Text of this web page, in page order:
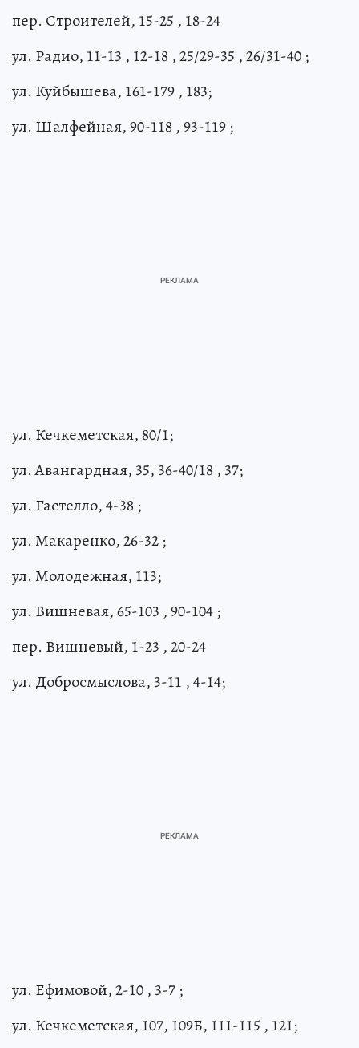
пер. Строителей, 15-25 , 18-24
ул. Радио, 11-13 , 12-18 , 25/29-35 , 26/31-40 ;
ул. Куйбышева, 161-179 , 183;
ул. Шалфейная, 90-118 , 93-119 ;
ул. Кечкеметская, 80/1;
ул. Авангардная, 35, 36-40/18 , 37;
ул. Гастелло, 4-38 ;
ул. Макаренко, 26-32 ;
ул. Молодежная, 113;
ул. Вишневая, 65-103 , 90-104 ;
пер. Вишневый, 1-23 , 20-24
ул. Добросмыслова, 3-11 , 4-14;
ул. Ефимовой, 2-10 , 3-7 ;
ул. Кечкеметская, 107, 109Б, 111-115 , 121;